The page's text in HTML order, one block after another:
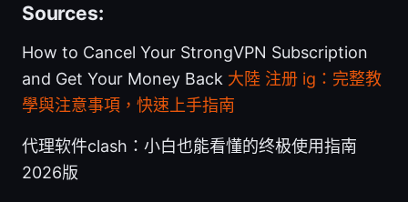
Sources:
How to Cancel Your StrongVPN Subscription
and Get Your Money Back 大陸 注册 ig：完整教
學與注意事項，快速上手指南
代理软件clash：小白也能看懂的终极使用指南
2026版